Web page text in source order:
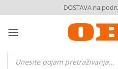
to
content
DOSTAVA na
Products
search